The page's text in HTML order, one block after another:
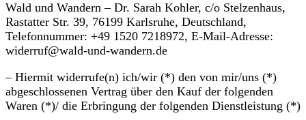
Wald und Wandern – Dr. Sarah Kohler, c/o Stelzenhaus,
Rastatter Str. 39, 76199 Karlsruhe, Deutschland,
Telefonnummer: +49 1520 7218972, E-Mail-Adresse:
widerruf@wald-und-wandern.de
– Hiermit widerrufe(n) ich/wir (*) den von mir/uns (*)
abgeschlossenen Vertrag über den Kauf der folgenden
Waren (*)/ die Erbringung der folgenden Dienstleistung (*)